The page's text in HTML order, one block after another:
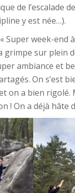
de l’escalade
y est née…).
Super week-end
grimpe sur plein
ambiance et
On s’est
on a bien rigolé.
! On a déjà hâte